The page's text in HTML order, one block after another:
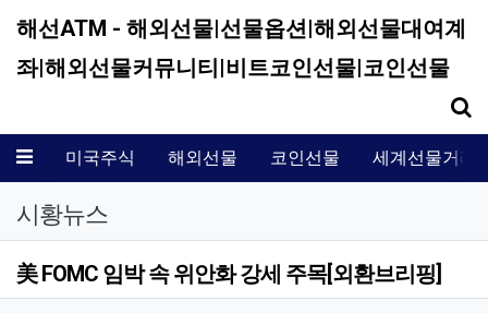
해선ATM - 해외선물|선물옵션|해외선물대여계
좌|해외선물커뮤니티|비트코인선물|코인선물
메뉴 미국주식 해외선물 코인선물 세계선물거래
시황뉴스
美 FOMC 임박 속 위안화 강세 주목[외환브리핑]